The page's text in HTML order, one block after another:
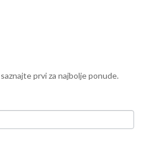
prvi za najbolje ponude.